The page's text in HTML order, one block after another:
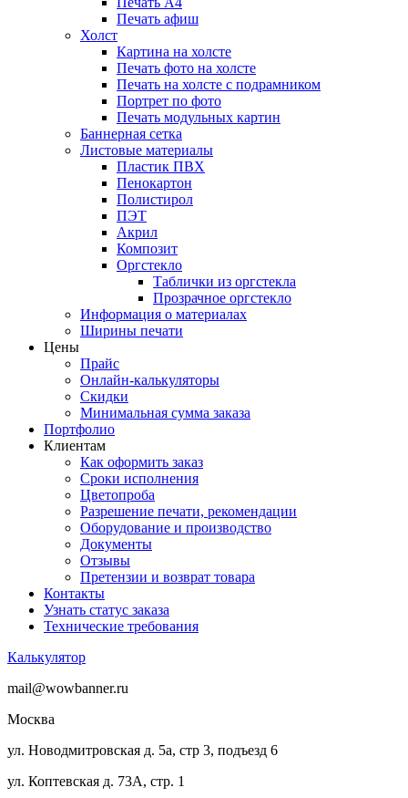
Печать афиш
Холст
Картина на холсте
Печать фото на холсте
Печать на холсте с подрамником
Портрет по фото
Печать модульных картин
Баннерная сетка
Листовые материалы
Пластик ПВХ
Пенокартон
Полистирол
ПЭТ
Акрил
Композит
Оргстекло
Таблички из оргстекла
Прозрачное оргстекло
Информация о материалах
Ширины печати
Цены
Прайс
Онлайн-калькуляторы
Скидки
Минимальная сумма заказа
Портфолио
Клиентам
Как оформить заказ
Сроки исполнения
Цветопроба
Разрешение печати, рекомендации
Оборудование и производство
Документы
Отзывы
Претензии и возврат товара
Контакты
Узнать статус заказа
Технические требования
Калькулятор
mail@wowbanner.ru
Москва
ул. Новодмитровская д. 5а, стр 3, подъезд 6
ул. Коптевская д. 73А, стр. 1